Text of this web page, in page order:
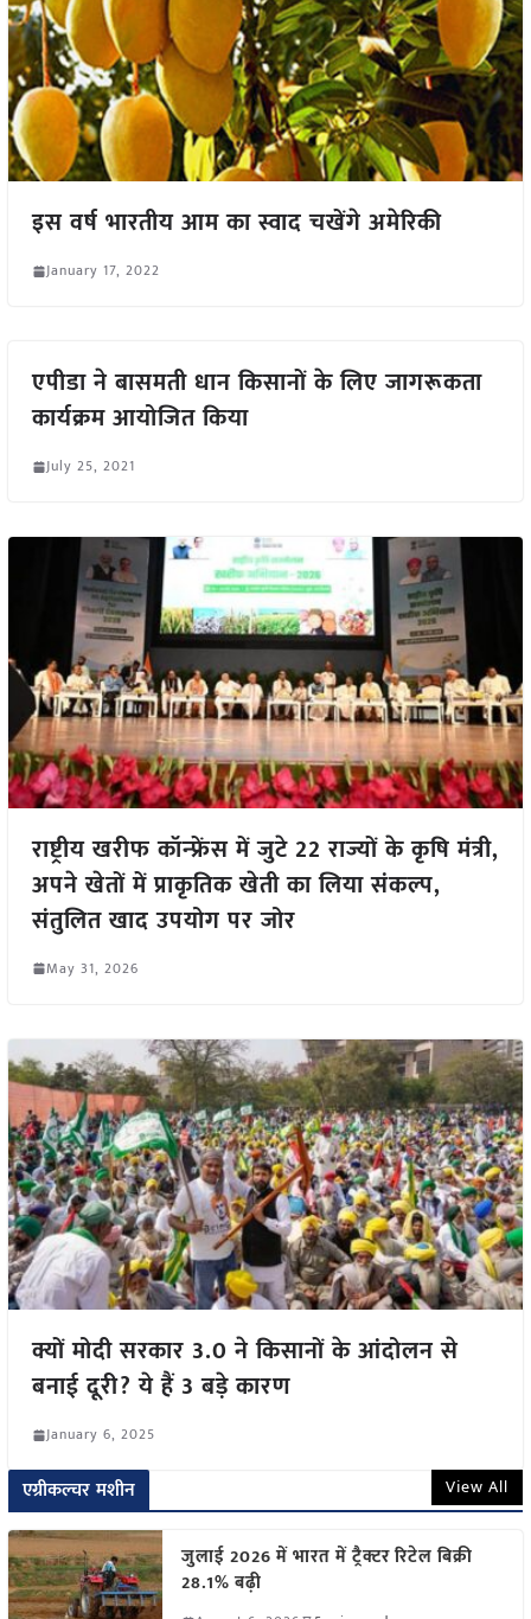
इस वर्ष भारतीय आम का स्वाद चखेंगे अमेरिकी
January 17, 2022
एपीडा ने बासमती धान किसानों के लिए जागरूकता
कार्यक्रम आयोजित किया
July 25, 2021
राष्ट्रीय खरीफ कॉन्फ्रेंस में जुटे 22 राज्यों के कृषि मंत्री,
अपने खेतों में प्राकृतिक खेती का लिया संकल्प,
संतुलित खाद उपयोग पर जोर
May 31, 2026
क्यों मोदी सरकार 3.0 ने किसानों के आंदोलन से
बनाई दूरी? ये हैं 3 बड़े कारण
January 6, 2025
एग्रीकल्चर मशीन View All
जुलाई 2026 में भारत में ट्रैक्टर रिटेल बिक्री
28.1% बढ़ी